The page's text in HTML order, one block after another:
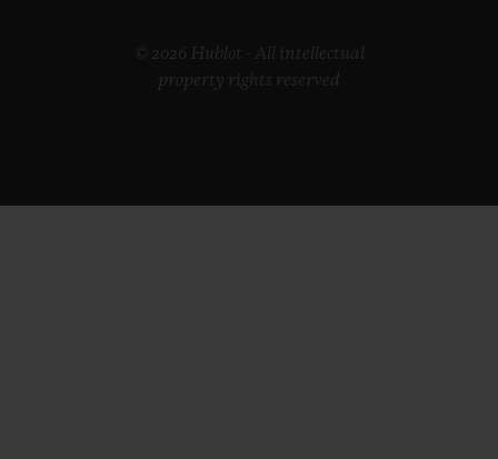
© 2026 Hublot - All intellectual
property rights reserved